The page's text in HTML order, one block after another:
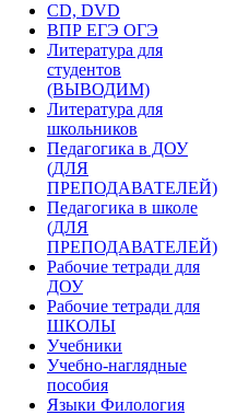
CD, DVD
ВПР ЕГЭ ОГЭ
Литература для
студентов
(ВЫВОДИМ)
Литература для
школьников
Педагогика в ДОУ
(ДЛЯ
ПРЕПОДАВАТЕЛЕЙ)
Педагогика в школе
(ДЛЯ
ПРЕПОДАВАТЕЛЕЙ)
Рабочие тетради для
ДОУ
Рабочие тетради для
ШКОЛЫ
Учебники
Учебно-наглядные
пособия
Языки Филология